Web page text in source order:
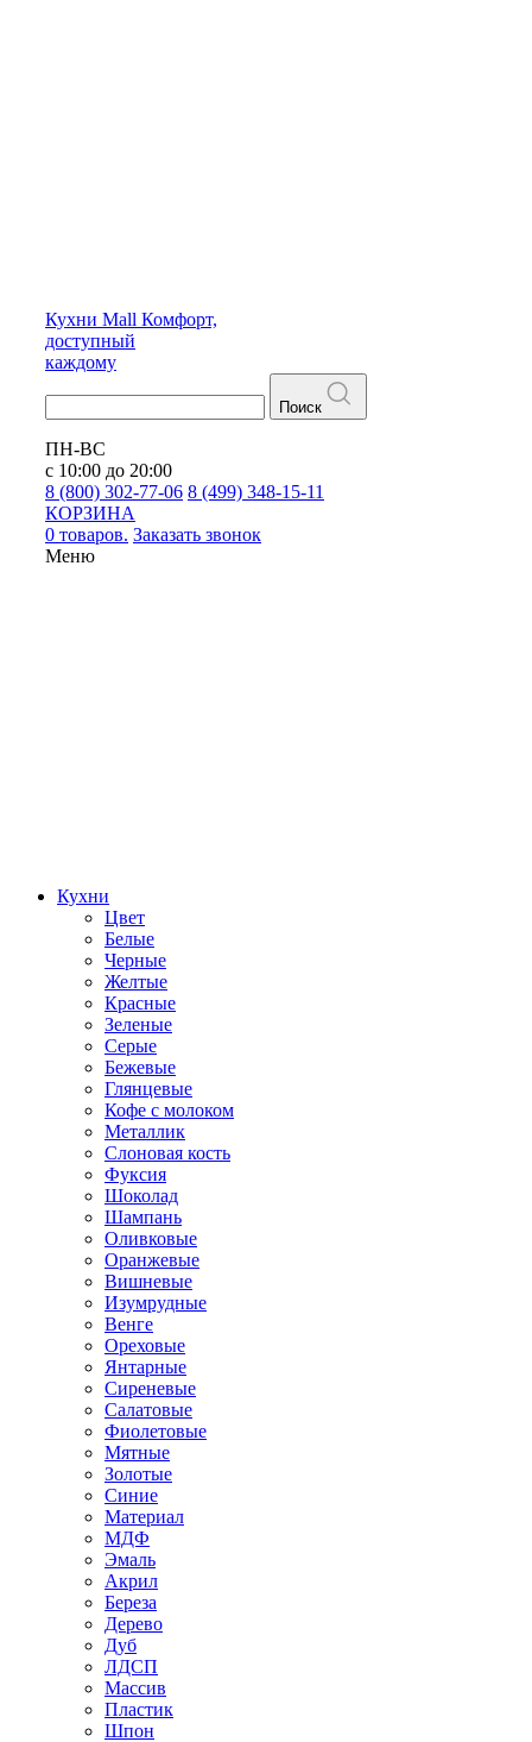
Кухни Mall Комфорт,
доступный
каждому
Поиск
ПН-ВС
с 10:00 до 20:00
8 (800) 302-77-06 8 (499) 348-15-11
КОРЗИНА
0 товаров. Заказать звонок
Меню
Кухни
Цвет
Белые
Черные
Желтые
Красные
Зеленые
Серые
Бежевые
Глянцевые
Кофе с молоком
Металлик
Слоновая кость
Фуксия
Шоколад
Шампань
Оливковые
Оранжевые
Вишневые
Изумрудные
Венге
Ореховые
Янтарные
Сиреневые
Салатовые
Фиолетовые
Мятные
Золотые
Синие
Материал
МДФ
Эмаль
Акрил
Береза
Дерево
Дуб
ЛДСП
Массив
Пластик
Шпон